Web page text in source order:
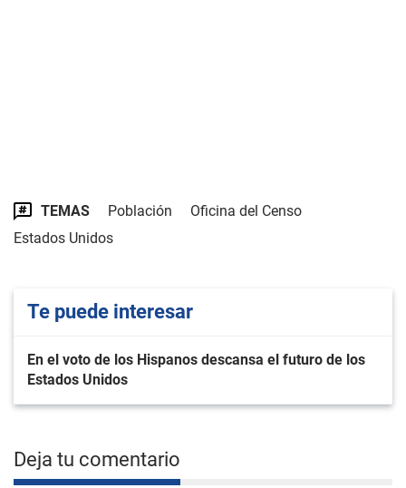
TEMAS Población
Oficina del Censo
Estados Unidos
Te puede interesar
En el voto de los Hispanos descansa el futuro de los
Estados Unidos
Deja tu comentario